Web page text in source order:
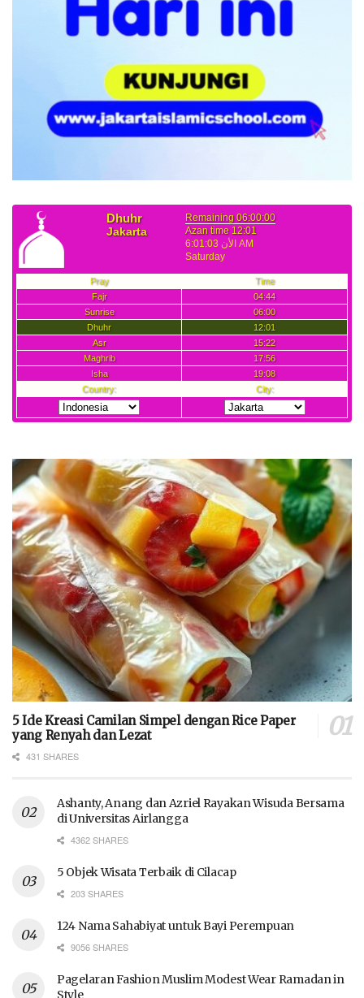
5 Ide Kreasi Camilan Simpel dengan Rice Paper
yang Renyah dan Lezat
431 SHARES
Ashanty, Anang dan Azriel Rayakan Wisuda Bersama
di Universitas Airlangga
4362 SHARES
5 Objek Wisata Terbaik di Cilacap
203 SHARES
124 Nama Sahabiyat untuk Bayi Perempuan
9056 SHARES
Pagelaran Fashion Muslim Modest Wear Ramadan in
Style